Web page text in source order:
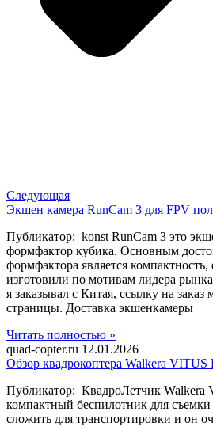
Следующая
Экшен камера RunCam 3 для FPV
Публикатор: konst RunCam 3 это
формфактор кубика. Основным
формфактора является
изготовили по мотивам лидера
я заказывал с Китая, ссылку на
страницы. Доставка экшенкамеры
Читать полностью »
quad-copter.ru 12.01.2026
Обзор квадрокоптера Walkera VITUS
Публикатор: КвадроЛетчик Walkera
компактный беспилотник для
сложить для транспортировки и он